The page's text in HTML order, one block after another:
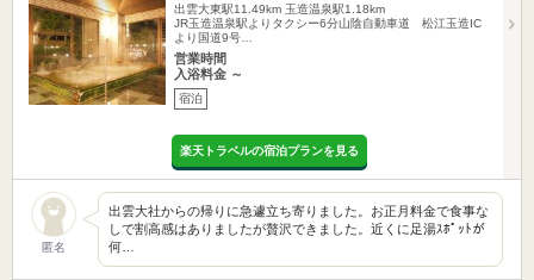
出雲大東駅11.49km 玉造温泉駅1.18km
JR玉造温泉駅よりタクシー6分山陰自動車道 松江玉造IC
より国道9号…
営業時間
入浴料金 ～
宿泊
楽天トラベルの宿泊プランを見る
匿名
出雲大社からの帰りに急遽立ち寄りました。お正月料金で食事な
しで割高感はありましたが贅沢できました。近くに足湯ｽﾎﾟｯﾄが
何…